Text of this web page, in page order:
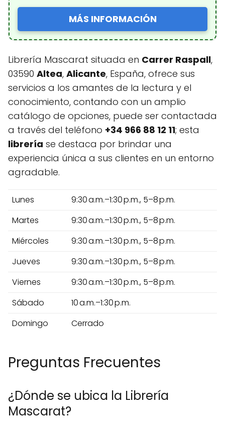
MÁS INFORMACIÓN
Librería Mascarat situada en Carrer Raspall,
03590 Altea, Alicante, España, ofrece sus
servicios a los amantes de la lectura y el
conocimiento, contando con un amplio
catálogo de opciones, puede ser contactada
a través del teléfono +34 966 88 12 11; esta
librería se destaca por brindar una
experiencia única a sus clientes en un entorno
agradable.
Lunes
9:30 a.m.–1:30 p.m., 5–8 p.m.
Martes
9:30 a.m.–1:30 p.m., 5–8 p.m.
Miércoles
9:30 a.m.–1:30 p.m., 5–8 p.m.
Jueves
9:30 a.m.–1:30 p.m., 5–8 p.m.
Viernes
9:30 a.m.–1:30 p.m., 5–8 p.m.
Sábado
10 a.m.–1:30 p.m.
Domingo
Cerrado
Preguntas Frecuentes
¿Dónde se ubica la Librería
Mascarat?